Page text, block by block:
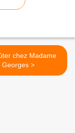
chez Madame
Georges >